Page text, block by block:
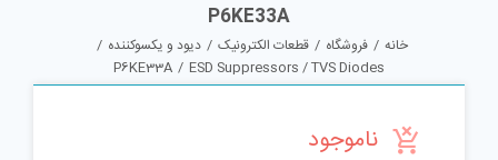
P6KE33A
خانه / فروشگاه / قطعات الکترونیک / دیود و یکسوکننده /
ESD Suppressors / TVS Diodes
/
P6KE33A
ناموجود